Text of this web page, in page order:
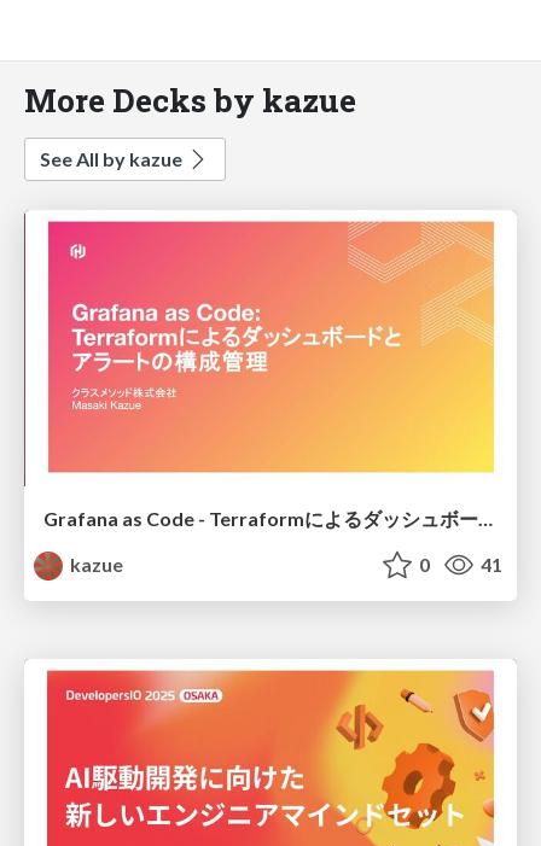
More Decks by kazue
See All by kazue
Grafana as Code - Terraformによるダッシュボードとアラートの構成管理 @ HashiTalks:Japan 2025
kazue
0 41